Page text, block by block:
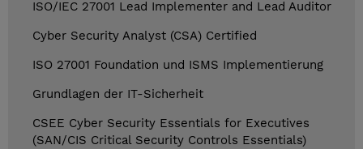
ISO/IEC 27001 Lead Implementer and Lead Auditor
Cyber Security Analyst (CSA) Certified
ISO 27001 Foundation und ISMS Implementierung
Grundlagen der IT-Sicherheit
CSEE Cyber Security Essentials for Executives
(SAN/CIS Critical Security Controls Essentials)